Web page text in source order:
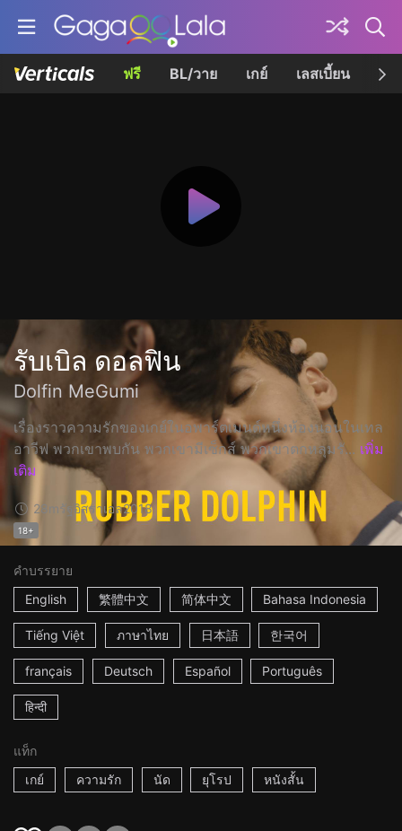
ฟรี BL/วาย เกย์ เลสเบี้ยน เค
รับเบิล ดอลฟิน
Dolfin MeGumi
เรื่องราวความรักของเกย์ในอพาร์ตเมนต์หนึ่งห้องนอนในเทล
อาวีฟ พวกเขาพบกัน พวกเขามีเซ็กส์ พวกเขาตกหลุมรั... เพิ่ม
เติม
28mรัฐอิสราเอล2018
18+
คำบรรยาย
English
繁體中文 简体中文 Bahasa Indonesia
Tiếng Việt ภาษาไทย 日本語 한국어
français Deutsch Español Português
हिन्दी
แท็ก
เกย์
ความรัก นัด ยุโรป หนังสั้น